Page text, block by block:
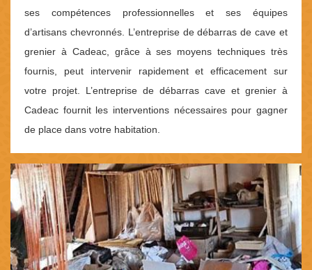
ses compétences professionnelles et ses équipes
d’artisans chevronnés. L’entreprise de débarras de cave et
grenier à Cadeac, grâce à ses moyens techniques très
fournis, peut intervenir rapidement et efficacement sur
votre projet. L’entreprise de débarras cave et grenier à
Cadeac fournit les interventions nécessaires pour gagner
de place dans votre habitation.